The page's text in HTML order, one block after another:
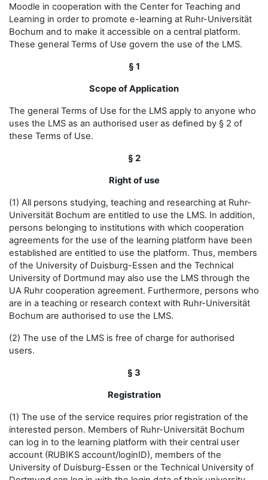
Moodle in cooperation with the Center for Teaching and
Learning in order to promote e-learning at Ruhr-Universität
Bochum and to make it accessible on a central platform.
These general Terms of Use govern the use of the LMS.
§ 1
Scope of Application
The general Terms of Use for the LMS apply to anyone who
uses the LMS as an authorised user as defined by § 2 of
these Terms of Use.
§ 2
Right of use
(1) All persons studying, teaching and researching at Ruhr-
Universität Bochum are entitled to use the LMS. In addition,
persons belonging to institutions with which cooperation
agreements for the use of the learning platform have been
established are entitled to use the platform. Thus, members
of the University of Duisburg-Essen and the Technical
University of Dortmund may also use the LMS through the
UA Ruhr cooperation agreement. Furthermore, persons who
are in a teaching or research context with Ruhr-Universität
Bochum are authorised to use the LMS.
(2) The use of the LMS is free of charge for authorised
users.
§ 3
Registration
(1) The use of the service requires prior registration of the
interested person. Members of Ruhr-Universität Bochum
can log in to the learning platform with their central user
account (RUBIKS account/loginID), members of the
University of Duisburg-Essen or the Technical University of